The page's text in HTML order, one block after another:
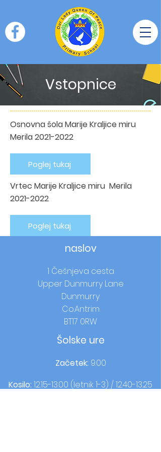
Vstopnice
Osnovna šola Marije Kraljice miru
Merila2021-2022
Poglej tukaj
Vrtec Marije Kraljice miru Merila
2021-2022
Poglej tukaj
naslov
1 Češnjeva cesta
Upper Dunmurry Lane
Dunmurry
Co.Antrim
BT17 0RW
Šolske ure
Začetek: 9.00
Kosilo: 12.15-13.00 (letnik 1-3) / 12.40-13.25